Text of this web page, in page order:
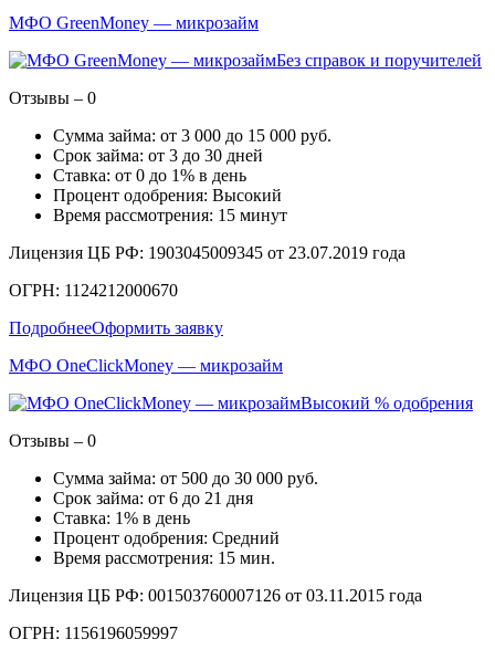
МФО GreenMoney — микрозайм
Без справок и поручителей
Отзывы – 0
Сумма займа: от 3 000 до 15 000 руб.
Срок займа: от 3 до 30 дней
Ставка: от 0 до 1% в день
Процент одобрения: Высокий
Время рассмотрения: 15 минут
Лицензия ЦБ РФ: 1903045009345 от 23.07.2019 года
ОГРН: 1124212000670
ПодробнееОформить заявку
МФО OneClickMoney — микрозайм
Высокий % одобрения
Отзывы – 0
Сумма займа: от 500 до 30 000 руб.
Срок займа: от 6 до 21 дня
Ставка: 1% в день
Процент одобрения: Средний
Время рассмотрения: 15 мин.
Лицензия ЦБ РФ: 001503760007126 от 03.11.2015 года
ОГРН: 1156196059997